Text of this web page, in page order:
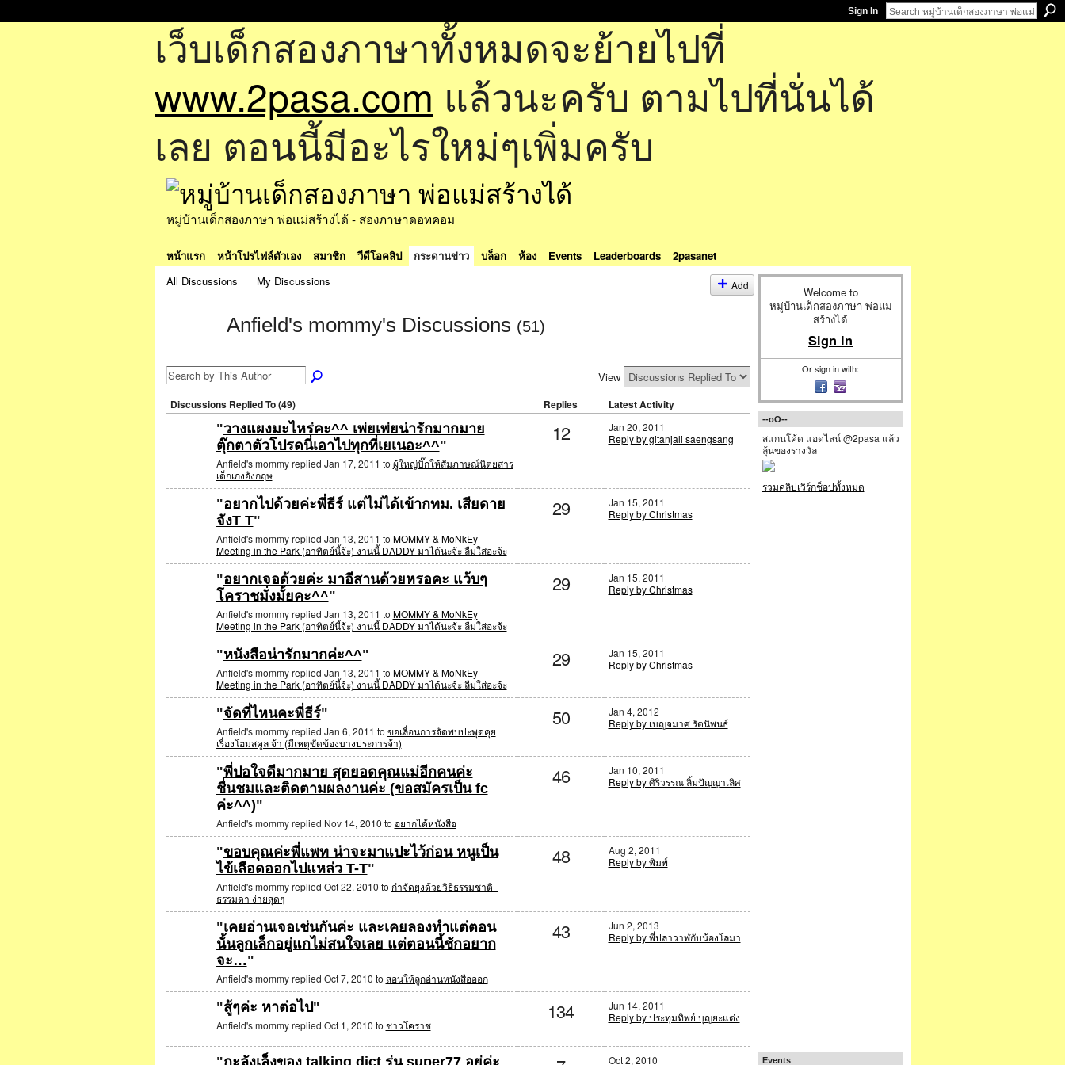
Sign In
เว็บเด็กสองภาษาทั้งหมดจะย้ายไปที่
www.2pasa.com แล้วนะครับ ตามไปที่นั่นได้
เลย ตอนนี้มีอะไรใหม่ๆเพิ่มครับ
หมู่บ้านเด็กสองภาษา พ่อแม่สร้างได้ - สองภาษาดอทคอม
หน้าแรก หน้าโปรไฟล์ตัวเอง สมาชิก วีดีโอคลิป กระดานข่าว บล็อก ห้อง Events Leaderboards
2pasanet
All Discussions
My Discussions Add
Anfield's mommy's Discussions (51)
View
Discussions Replied To (49) Replies Latest Activity
"วางแผงมะไหร่คะ^^ เพ่ยเพ่ยน่ารักมากมาย
ตุ๊กตาตัวโปรดนี่เอาไปทุกที่เยเนอะ^^"
Anfield's mommy replied Jan 17, 2011 to ผู้ใหญ่บิ๊กให้สัมภาษณ์นิตยสาร
เด็กเก่งอังกฤษ
12
Jan 20, 2011
Reply by gitanjali saengsang
"อยากไปด้วยค่ะพี่ธีร์ แต่ไม่ได้เข้ากทม. เสียดาย
จังT T"
Anfield's mommy replied Jan 13, 2011 to MOMMY & MoNkEy
Meeting in the Park (อาทิตย์นี้จ้ะ) งานนี้ DADDY มาได้นะจ้ะ ลืมใส่อ่ะจ้ะ
29
Jan 15, 2011
Reply by Christmas
"อยากเจอด้วยค่ะ มาอีสานด้วยหรอคะ แว้บๆ
โคราชมั่งมั้ยคะ^^"
Anfield's mommy replied Jan 13, 2011 to MOMMY & MoNkEy
Meeting in the Park (อาทิตย์นี้จ้ะ) งานนี้ DADDY มาได้นะจ้ะ ลืมใส่อ่ะจ้ะ
29
Jan 15, 2011
Reply by Christmas
"หนังสือน่ารักมากค่ะ^^"
Anfield's mommy replied Jan 13, 2011 to MOMMY & MoNkEy
Meeting in the Park (อาทิตย์นี้จ้ะ) งานนี้ DADDY มาได้นะจ้ะ ลืมใส่อ่ะจ้ะ
29
Jan 15, 2011
Reply by Christmas
"จัดที่ไหนคะพี่ธีร์"
Anfield's mommy replied Jan 6, 2011 to ขอเลื่อนการจัดพบปะพุดคุย
เรื่องโฮมสคูล จ้า (มีเหตุขัดข้องบางประการจ้า)
50
Jan 4, 2012
Reply by เบญจมาศ รัตนิพนธ์
"พี่ปอใจดีมากมาย สุดยอดคุณแม่อีกคนค่ะ
ชื่นชมและติดตามผลงานค่ะ (ขอสมัครเป็น fc
ค่ะ^^)"
Anfield's mommy replied Nov 14, 2010 to อยากได้หนังสือ
46
Jan 10, 2011
Reply by ศิริวรรณ ลิ้มปัญญาเลิศ
"ขอบคุณค่ะพี่แพท น่าจะมาแปะไว้ก่อน หนูเป็น
ไข้เลือดออกไปแหล่ว T-T"
Anfield's mommy replied Oct 22, 2010 to กำจัดยุงด้วยวิธีธรรมชาติ -
ธรรมดา ง่ายสุดๆ
48
Aug 2, 2011
Reply by พิมพ์
"เคยอ่านเจอเช่นกันค่ะ และเคยลองทำแต่ตอน
นั้นลูกเล็กอยู่แกไม่สนใจเลย แต่ตอนนี้ชักอยาก
จะ…"
Anfield's mommy replied Oct 7, 2010 to สอนให้ลูกอ่านหนังสือออก
43
Jun 2, 2013
Reply by พี่ปลาวาฬกับน้องโลมา
"สู้ๆค่ะ หาต่อไป"
Anfield's mommy replied Oct 1, 2010 to ชาวโคราช
134
Jun 14, 2011
Reply by ประทุมทิพย์ บุญยะแต่ง
Oct 2, 2010
Welcome to
หมู่บ้านเด็กสองภาษา พ่อแม่
สร้างได้
Sign In
Or sign in with:
--oO--
สแกนโค้ด แอดไลน์ @2pasa แล้ว
ลุ้นของรางวัล
รวมคลิปเวิร์กช็อปทั้งหมด
Events